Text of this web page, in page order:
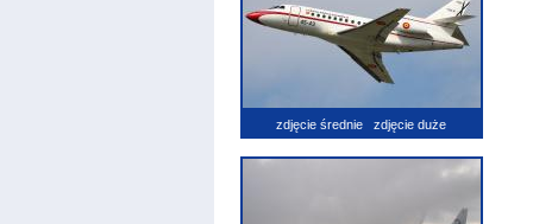
zdjęcie średnie zdjęcie duże